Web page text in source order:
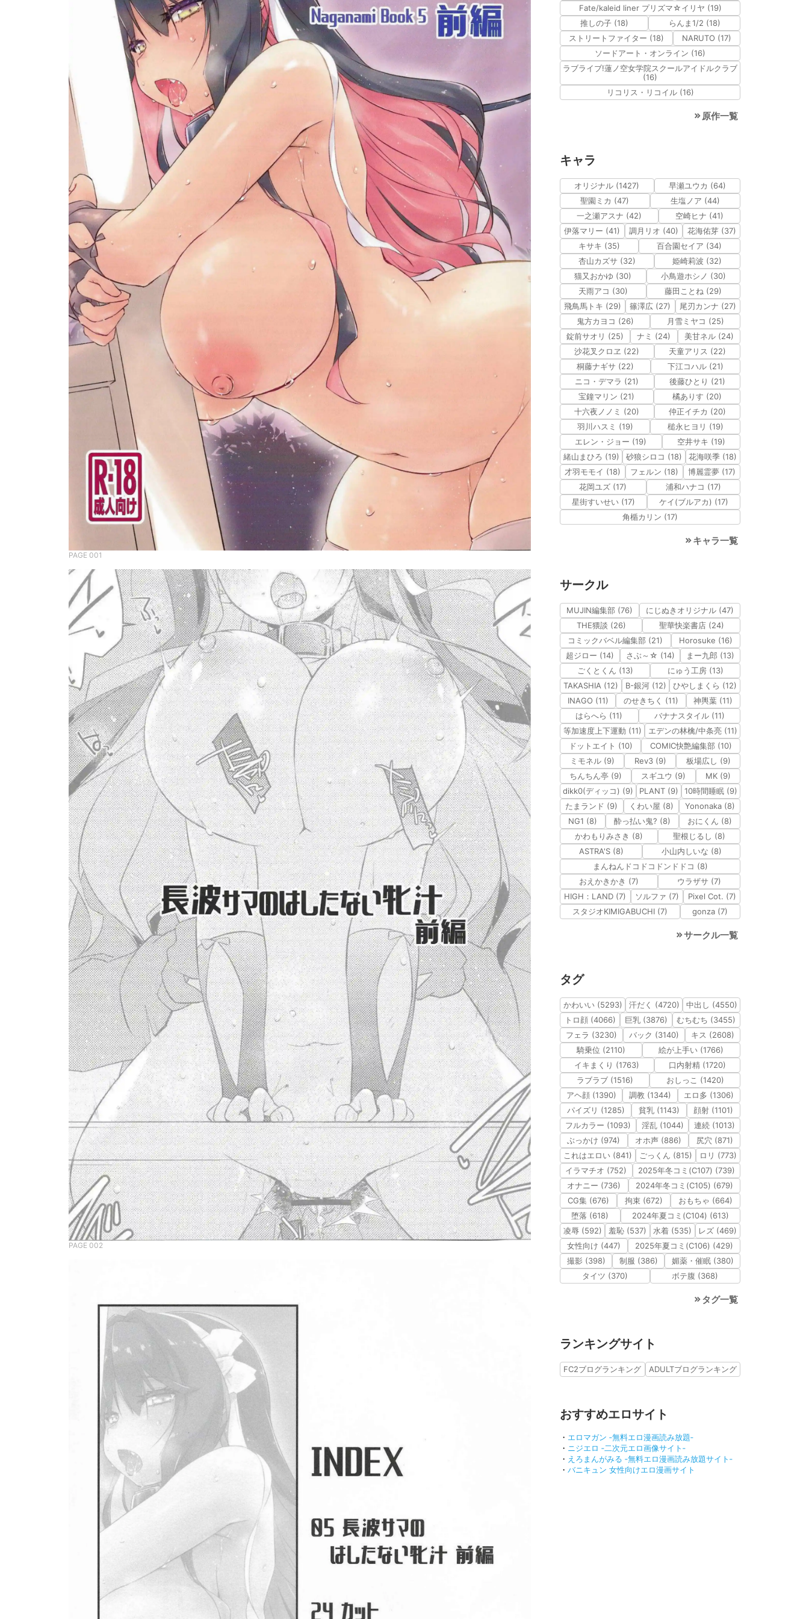
PAGE 001
PAGE 002
Fate/kaleid liner プリズマ☆イリヤ (19)
推しの子 (18)
らんま1/2 (18)
ストリートファイター (18)
NARUTO (17)
ソードアート・オンライン (16)
ラブライブ!蓮ノ空女学院スクールアイドルクラブ
(16)
リコリス・リコイル (16)
原作一覧
キャラ
オリジナル (1427)
早瀬ユウカ (64)
聖園ミカ (47)
生塩ノア (44)
一之瀬アスナ (42)
空崎ヒナ (41)
伊落マリー (41)
調月リオ (40)
花海佑芽 (37)
キサキ (35)
百合園セイア (34)
杏山カズサ (32)
姫崎莉波 (32)
猫又おかゆ (30)
小鳥遊ホシノ (30)
天雨アコ (30)
藤田ことね (29)
飛鳥馬トキ (29)
篠澤広 (27)
尾刃カンナ (27)
鬼方カヨコ (26)
月雪ミヤコ (25)
錠前サオリ (25)
ナミ (24)
美甘ネル (24)
沙花叉クロヱ (22)
天童アリス (22)
桐藤ナギサ (22)
下江コハル (21)
ニコ・デマラ (21)
後藤ひとり (21)
宝鐘マリン (21)
橘ありす (20)
十六夜ノノミ (20)
仲正イチカ (20)
羽川ハスミ (19)
槌永ヒヨリ (19)
エレン・ジョー (19)
空井サキ (19)
緒山まひろ (19)
砂狼シロコ (18)
花海咲季 (18)
才羽モモイ (18)
フェルン (18)
博麗霊夢 (17)
花岡ユズ (17)
浦和ハナコ (17)
星街すいせい (17)
ケイ(ブルアカ) (17)
角楯カリン (17)
キャラ一覧
サークル
MUJIN編集部 (76)
にじぬきオリジナル (47)
THE猥談 (26)
聖華快楽書店 (24)
コミックバベル編集部 (21)
Horosuke (16)
超ジロー (14)
さぶ～☆ (14)
まー九郎 (13)
ごくとくん (13)
にゅう工房 (13)
TAKASHIA (12)
B-銀河 (12)
ひやしまくら (12)
INAGO (11)
のせきちく (11)
神輿葉 (11)
はらへら (11)
バナナスタイル (11)
等加速度上下運動 (11)
エデンの林檎/中条亮 (11)
ドットエイト (10)
COMIC快艶編集部 (10)
ミモネル (9)
Rev3 (9)
板場広し (9)
ちんちん亭 (9)
スギユウ (9)
MK (9)
dikk0(ディッコ) (9)
PLANT (9)
10時間睡眠 (9)
たまランド (9)
くわい屋 (8)
Yononaka (8)
NG1 (8)
酔っ払い鬼? (8)
おにくん (8)
かわもりみさき (8)
聖根じるし (8)
ASTRA'S (8)
小山内しいな (8)
まんねんドコドコドンドドコ (8)
おえかきかき (7)
ウラザサ (7)
HIGH：LAND (7)
ソルファ (7)
Pixel Cot. (7)
スタジオKIMIGABUCHI (7)
gonza (7)
サークル一覧
タグ
かわいい (5293) 汗だく (4720)
中出し (4550)
トロ顔 (4066)
巨乳 (3876)
むちむち (3455)
フェラ (3230)
バック (3140)
キス (2608)
騎乗位 (2110)
絵が上手い (1766)
イキまくり (1763)
口内射精 (1720)
ラブラブ (1516)
おしっこ (1420)
アヘ顔 (1390)
調教 (1344)
エロ多 (1306)
パイズリ (1285)
貧乳 (1143)
顔射 (1101)
フルカラー (1093)
淫乱 (1044)
連続 (1013)
ぶっかけ (974)
オホ声 (886)
尻穴 (871)
これはエロい (841)
ごっくん (815)
ロリ (773)
イラマチオ (752)
2025年冬コミ(C107) (739)
オナニー (736)
2024年冬コミ(C105) (679)
CG集 (676)
拘束 (672)
おもちゃ (664)
堕落 (618)
2024年夏コミ(C104) (613)
凌辱 (592)
羞恥 (537) 水着 (535)
レズ (469)
女性向け (447)
2025年夏コミ(C106) (429)
撮影 (398)
制服 (386)
媚薬・催眠 (380)
タイツ (370)
ボテ腹 (368)
タグ一覧
ランキングサイト
FC2ブログランキング ADULTブログランキング
おすすめエロサイト
・ エロマガン ‐無料エロ漫画読み放題‐
・ ニジエロ ‐二次元エロ画像サイト‐
・ えろまんがみる ‐無料エロ漫画読み放題サイト‐
・ バニキュン 女性向けエロ漫画サイト